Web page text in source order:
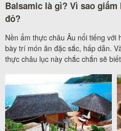
Balsamic là gì? Vì sao
đỏ?
Nền ẩm thực châu Âu nổi tiếng với
bày trí món ăn đặc sắc, hấp dẫn.
thực châu lục này chắc chắn sẽ